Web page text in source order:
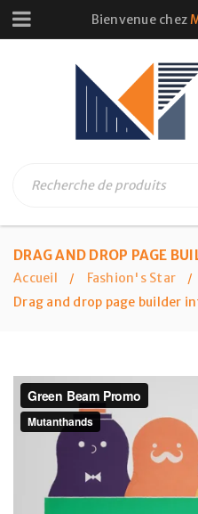
Bienvenue chez
DRAG AND DROP PAGE
Accueil / Fashion's Star /
Drag and drop page builder